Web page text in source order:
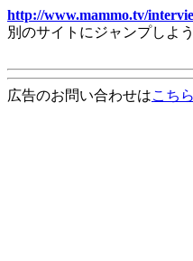
http://www.mammo.tv/
別のサイトにジャンプしよ
広告のお問い合わせはこちら